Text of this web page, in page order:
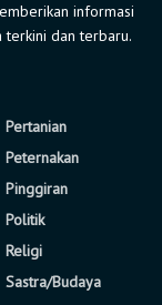
informasi
terkini dan terbaru.
Pertanian
Peternakan
Pinggiran
Politik
Religi
Sastra/Budaya